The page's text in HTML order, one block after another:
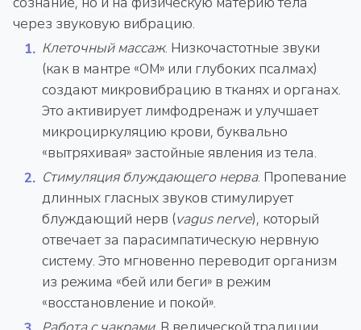
через звуковую вибрацию.
Клеточный массаж. Низкочастотные звуки
(как в мантре «ОМ» или глубоких псалмах)
создают микровибрацию в тканях и органах.
Это активирует лимфодренаж и улучшает
микроциркуляцию крови, буквально
«вытряхивая» застойные явления из тела.
Стимуляция блуждающего нерва. Пропевание
длинных гласных звуков стимулирует
блуждающий нерв (vagus nerve), который
отвечает за парасимпатическую нервную
систему. Это мгновенно переводит организм
из режима «бей или беги» в режим
«восстановление и покой».